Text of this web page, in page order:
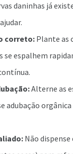
daninhas já
correto: Plante as
se espalhem
Alterne as
adubação
Não dispense